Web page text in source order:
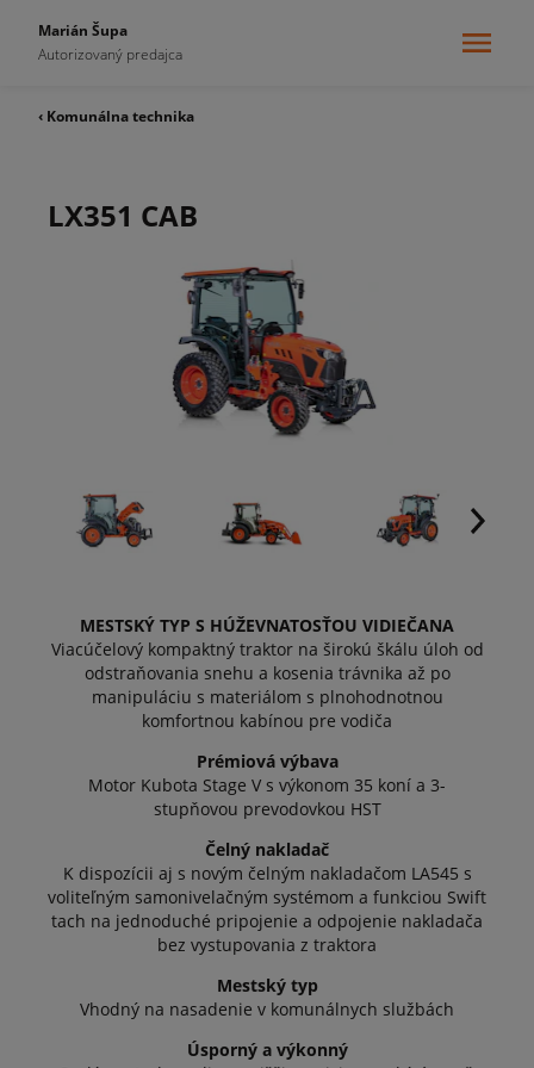
Marián Šupa
Autorizovaný predajca
‹ Komunálna technika
LX351 CAB
MESTSKÝ TYP S HÚŽEVNATOSŤOU VIDIEČANA
Viacúčelový kompaktný traktor na širokú škálu úloh od
odstraňovania snehu a kosenia trávnika až po
manipuláciu s materiálom s plnohodnotnou
komfortnou kabínou pre vodiča
Prémiová výbava
Motor Kubota Stage V s výkonom 35 koní a 3-
stupňovou prevodovkou HST
Čelný nakladač
K dispozícii aj s novým čelným nakladačom LA545 s
voliteľným samonivelačným systémom a funkciou Swift
tach na jednoduché pripojenie a odpojenie nakladača
bez vystupovania z traktora
Mestský typ
Vhodný na nasadenie v komunálnych službách
Úsporný a výkonný